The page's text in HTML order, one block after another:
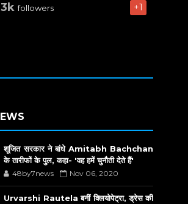
followers +1
शूजित सरकार ने बांधे Amitabh Bachchan
के तारीफों के पुल, कहा- 'वह हमें चुनौती देते हैं'
48by7news Nov 06, 2020
Urvarshi Rautela बनीं क्लियोपेट्रा, ड्रेस की